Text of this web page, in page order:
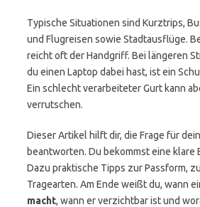
Typische Situationen sind Kurztrips,
und Flugreisen sowie Stadtausflüge.
reicht oft der Handgriff. Bei längeren
du einen Laptop dabei hast, ist ein
Ein schlecht verarbeiteter Gurt kann
verrutschen.
Dieser Artikel hilft dir, die Frage für
beantworten. Du bekommst eine klare
Dazu praktische Tipps zur Passform,
Tragearten. Am Ende weißt du, wann
macht, wann er verzichtbar ist und